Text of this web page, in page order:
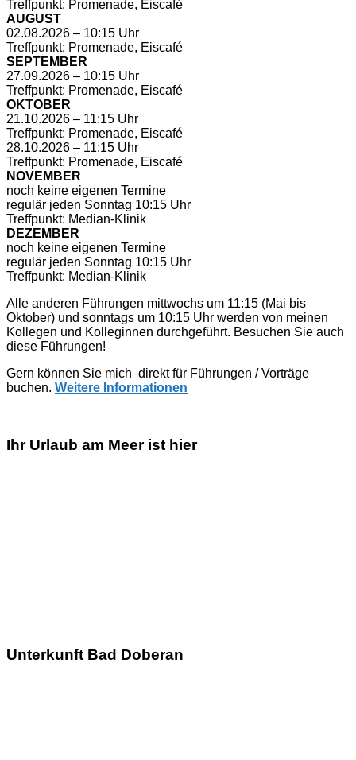
Treffpunkt: Promenade, Eiscafé
AUGUST
02.08.2026 – 10:15 Uhr
Treffpunkt: Promenade, Eiscafé
SEPTEMBER
27.09.2026 – 10:15 Uhr
Treffpunkt: Promenade, Eiscafé
OKTOBER
21.10.2026 – 11:15 Uhr
Treffpunkt: Promenade, Eiscafé
28.10.2026 – 11:15 Uhr
Treffpunkt: Promenade, Eiscafé
NOVEMBER
noch keine eigenen Termine
regulär jeden Sonntag 10:15 Uhr
Treffpunkt: Median-Klinik
DEZEMBER
noch keine eigenen Termine
regulär jeden Sonntag 10:15 Uhr
Treffpunkt: Median-Klinik
Alle anderen Führungen mittwochs um 11:15 (Mai bis
Oktober) und sonntags um 10:15 Uhr werden von meinen
Kollegen und Kolleginnen durchgeführt. Besuchen Sie auch
diese Führungen!
Gern können Sie mich direkt für Führungen / Vorträge
buchen. Weitere Informationen
Ihr Urlaub am Meer ist hier
Unterkunft Bad Doberan